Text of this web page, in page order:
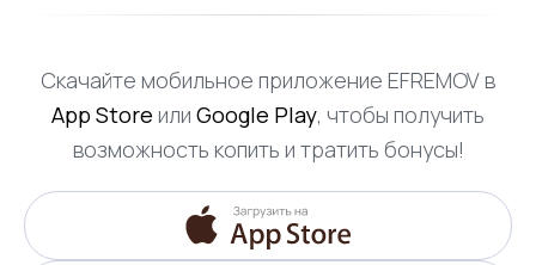
Скачайте мобильное приложение EFREMOV в
App Store или Google Play, чтобы получить
возможность копить и тратить бонусы!